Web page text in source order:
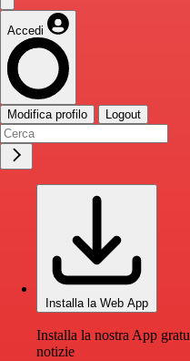
Accedi
Modifica profilo Logout
Installa la Web App
Installa la nostra App
notizie